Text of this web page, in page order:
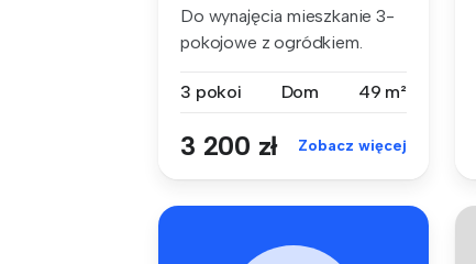
Do wynajęcia mieszkanie 3-
pokojowe z ogródkiem.
3 pokoi
Dom 49 m²
3 200 zł Zobacz więcej